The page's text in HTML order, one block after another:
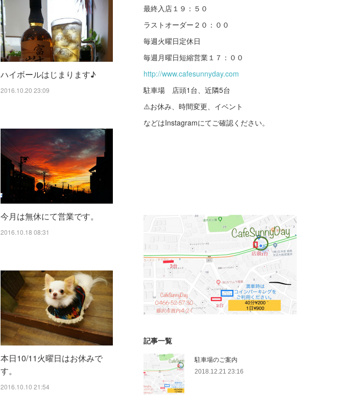
ハイボールはじまります♪
2016.10.20 23:09
今月は無休にて営業です。
2016.10.18 08:31
本日10/11火曜日はお休みで
す。
2016.10.10 21:54
最終入店１９：５０
ラストオーダー２０：００
毎週火曜日定休日
毎週月曜日短縮営業１７：００
http://www.cafesunnyday.com
駐車場 店頭1台、近隣5台
⚠️お休み、時間変更、イベント
などはInstagramにてご確認ください。
記事一覧
駐車場のご案内
2018.12.21 23:16